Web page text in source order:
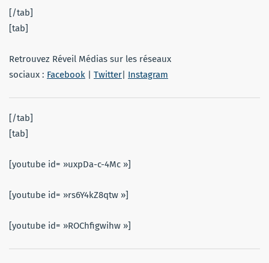
[/tab]
[tab]
Retrouvez Réveil Médias sur les réseaux
sociaux : Facebook | Twitter| Instagram
[/tab]
[tab]
[youtube id= »uxpDa-c-4Mc »]
[youtube id= »rs6Y4kZ8qtw »]
[youtube id= »ROChfigwihw »]